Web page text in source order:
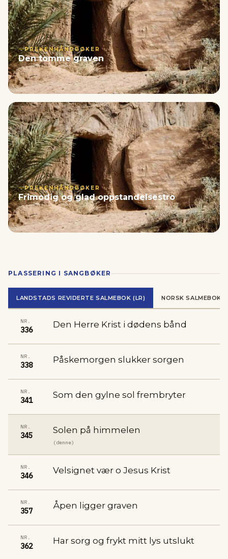
PREKENHÅNDBØKER
Den tomme graven
PREKENHÅNDBØKER
Frimodig og glad oppstandelsestro
PLASSERING I SANGBØKER
LANDSTADS REVIDERTE SALMEBOK (LR) NORSK SALMEBOK
NR.
336
Den Herre Krist i dødens bånd
NR.
338
Påskemorgen slukker sorgen
NR.
341
Som den gylne sol frembryter
NR.
345
Solen på himmelen
(denne)
NR.
346
Velsignet vær o Jesus Krist
NR.
357
Åpen ligger graven
NR.
362
Har sorg og frykt mitt lys utslukt